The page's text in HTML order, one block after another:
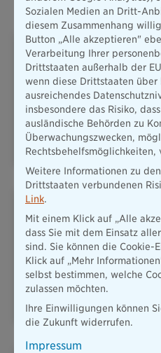
PLUSRENTE – DAS ADD-ON
FÜR IHRE
ALTERSVORSORGE
KFZ & MOBILITÄT
Sozialen Medien an Dritt-
diesem Zusammenhang
Button „Alle akzeptieren"
Verarbeitung Ihrer
Drittstaaten außerhalb der
wenn diese Drittstaaten über
ausreichendes
insbesondere das Risiko,
ausländische Behörden zu
Überwachungszwecken,
Weitere Informationen zu
Drittstaaten verbundenen
Link.
Mit einem Klick auf „Alle
dass Sie mit dem Einsatz
sind. Sie können die Cookie-
Klick auf „Mehr
selbst bestimmen, welche
zulassen möchten.
Ihre Einwilligungen können
die Zukunft widerrufen.
Impressum